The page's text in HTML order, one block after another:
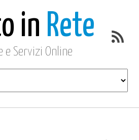
in Rete
e Servizi Online